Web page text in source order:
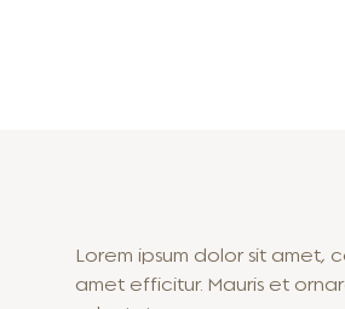
Lorem ipsum dolor sit amet,
amet efficitur. Mauris et